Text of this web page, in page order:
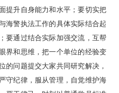
提升自身能力和水平；要切实把
海警执法工作的具体实际结合起
要通过结合实际加强交流，互帮
界和思维，把一个单位的经验变
的问题提交大家共同研究解决，
守纪律，服从管理，自觉维护海